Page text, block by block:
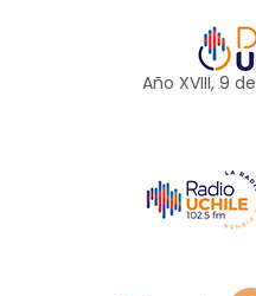
Año XVIII, 9 de